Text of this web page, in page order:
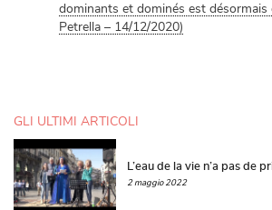
dominants et dominés est désormais
Petrella – 14/12/2020)
GLI ULTIMI ARTICOLI
L’eau de la vie n’a pas de
2 maggio 2022